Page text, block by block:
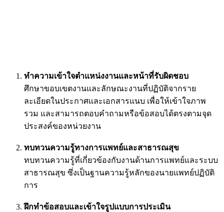
ทำความเข้าใจตำแหน่งงานและหน้าที่รับผิดชอบ
ศึกษาขอบเขตงานและลักษณะงานที่ปฏิบัติจากราย
ละเอียดในประกาศและเอกสารแนบ เพื่อให้เข้าใจภาพ
รวม และสามารถตอบคำถามหรือข้อสอบได้ตรงตามจุด
ประสงค์ของหน่วยงาน
ทบทวนความรู้ทางการแพทย์และสาธารณสุข
ทบทวนความรู้ที่เกี่ยวข้องกับงานด้านการแพทย์และระบบ
สาธารณสุข ซึ่งเป็นฐานความรู้หลักของนายแพทย์ปฏิบัติ
การ
ฝึกทำข้อสอบและเข้าใจรูปแบบการประเมิน